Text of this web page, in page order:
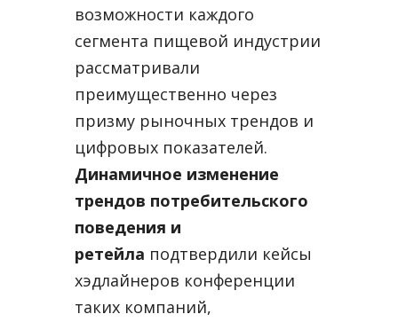
возможности каждого
сегмента пищевой индустрии
рассматривали
преимущественно через
призму рыночных трендов и
цифровых показателей.
Динамичное изменение
трендов потребительского
поведения и
ретейла подтвердили кейсы
хэдлайнеров конференции
таких компаний,